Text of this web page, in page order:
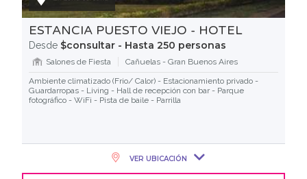
ESTANCIA PUESTO VIEJO - HOTEL
Desde $consultar - Hasta 250 personas
Salones de Fiesta
Cañuelas - Gran Buenos Aires
Ambiente climatizado (Frio/ Calor) - Estacionamiento privado -
Guardarropas - Living - Hall de recepción con bar - Parque
fotográfico - WiFi - Pista de baile - Parrilla
VER UBICACIÓN